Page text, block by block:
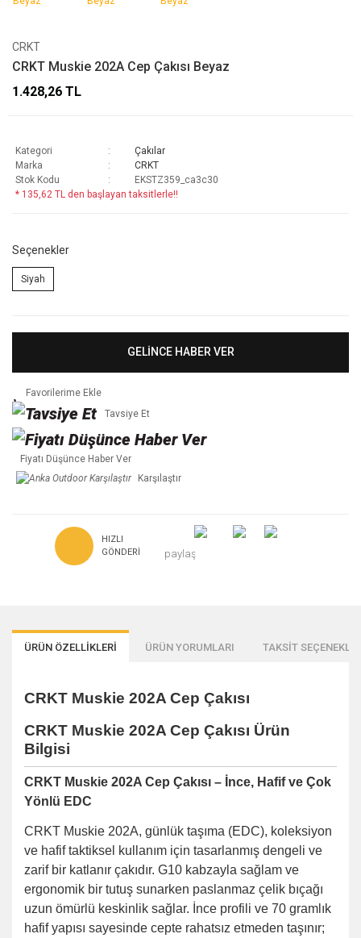
CRKT
CRKT Muskie 202A Cep Çakısı Beyaz
1.428,26 TL
Kategori
Çakılar
Marka
CRKT
Stok Kodu
EKSTZ359_ca3c30
* 135,62 TL den başlayan taksitlerle!!
Seçenekler
Siyah
GELİNCE HABER VER
Tavsiye Et
Fiyatı Düşünce Haber Ver
Karşılaştır
HIZLI
GÖNDERI
paylaş
ÜRÜN ÖZELLİKLERİ ÜRÜN YORUMLARI TAKSİT
CRKT Muskie 202A Cep Çakısı
CRKT Muskie 202A Cep Çakısı Ürün
Bilgisi
CRKT Muskie 202A Cep Çakısı – İnce, Hafif ve Çok
Yönlü EDC
CRKT Muskie 202A, günlük taşıma (EDC), koleksiyon
ve hafif taktiksel kullanım için tasarlanmış dengeli ve
zarif bir katlanır çakıdır. G10 kabzayla sağlam ve
ergonomik bir tutuş sunarken paslanmaz çelik bıçağı
uzun ömürlü keskinlik sağlar. İnce profili ve 70 gramlık
hafif yapısı sayesinde cepte rahatsız etmeden taşınır;